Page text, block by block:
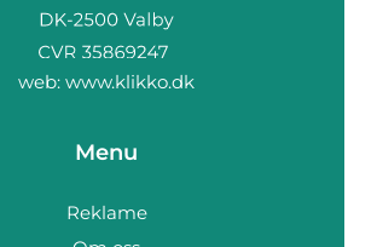
web: www.klikko.dk
Menu
Reklame